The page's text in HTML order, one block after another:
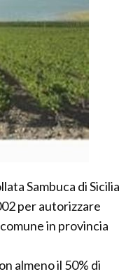
Sambuca di Sicilia
per autorizzare
in provincia
almeno il 50% di